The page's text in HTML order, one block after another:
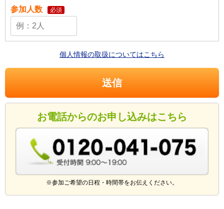
参加人数 必須
個人情報の取扱についてはこちら
お電話からのお申し込みはこちら
※参加ご希望の日程・時間帯をお伝えください。